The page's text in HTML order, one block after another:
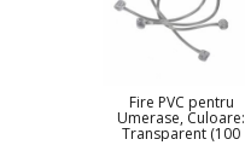
Fire PVC pentru
Umerase, Culoare:
Transparent (100